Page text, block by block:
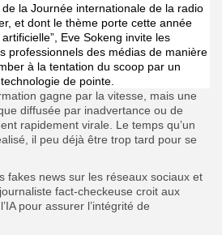
la Journée internationale de la radio
et dont le thème porte cette année
Eve Sokeng invite les
professionnels des médias de manière
à la tentation du scoop par un
de pointe.
gagne par la vitesse, mais une
diffusée par inadvertance ou de
rapidement virale. Le temps qu’un
il peu déjà être trop tard pour se
fakes news sur les réseaux sociaux et
fact-checkeuse croit aux
pour assurer l’intégrité de